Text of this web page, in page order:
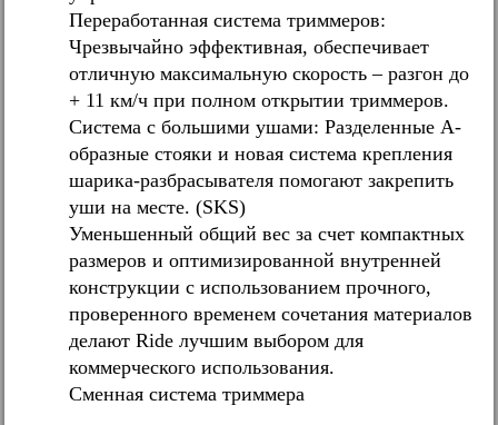
Переработанная система триммеров:
Чрезвычайно эффективная, обеспечивает
отличную максимальную скорость – разгон до
+ 11 км/ч при полном открытии триммеров.
Система с большими ушами: Разделенные А-
образные стояки и новая система крепления
шарика-разбрасывателя помогают закрепить
уши на месте. (SKS)
Уменьшенный общий вес за счет компактных
размеров и оптимизированной внутренней
конструкции с использованием прочного,
проверенного временем сочетания материалов
делают Ride лучшим выбором для
коммерческого использования.
Сменная система триммера